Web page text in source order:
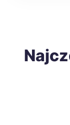
Nysa